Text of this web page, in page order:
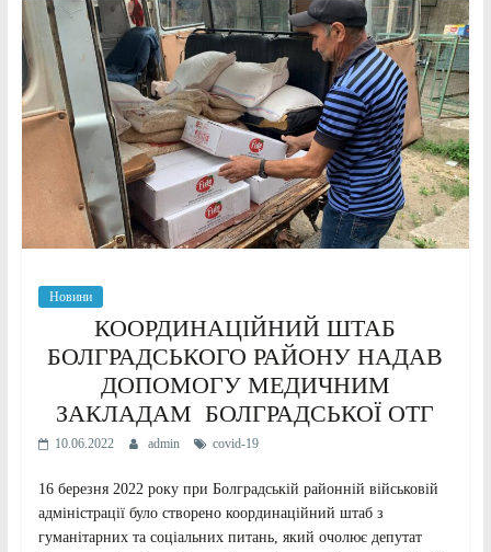
Новини
КООРДИНАЦІЙНИЙ ШТАБ
БОЛГРАДСЬКОГО РАЙОНУ НАДАВ
ДОПОМОГУ МЕДИЧНИМ
ЗАКЛАДАМ БОЛГРАДСЬКОЇ ОТГ
10.06.2022 admin covid-19
16 березня 2022 року при Болградській районній військовій
адміністрації було створено координаційний штаб з
гуманітарних та соціальних питань, який очолює депутат